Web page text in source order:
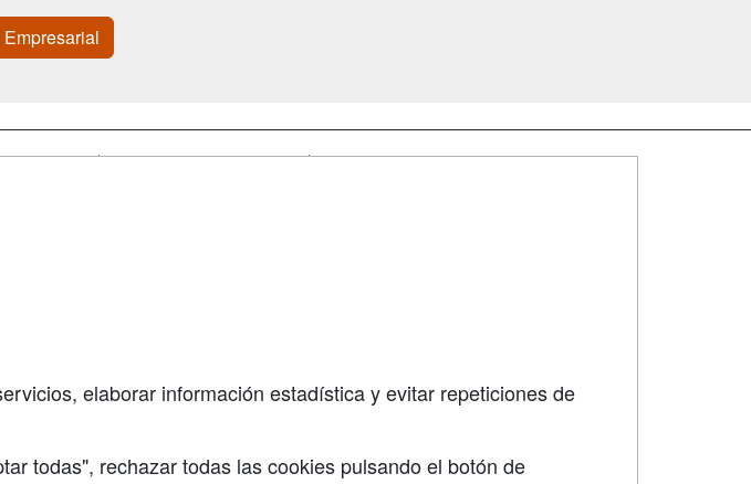
elaborar información estadística y evitar repeticiones de
todas", rechazar todas las cookies pulsando el botón de